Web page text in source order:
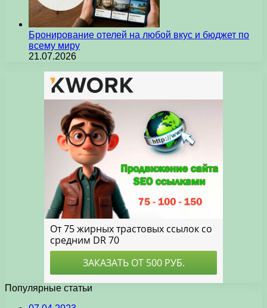
Бронирование отелей на любой вкус и бюджет по
всему миру
21.07.2026
Популярные статьи